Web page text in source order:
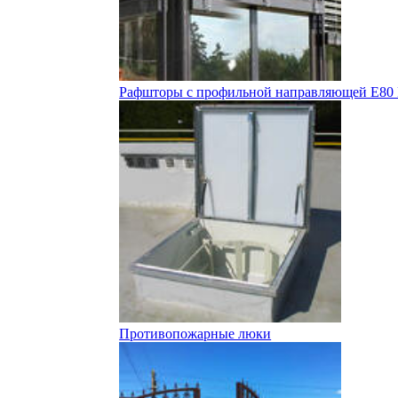
Рафшторы с профильной направляющей E80
Противопожарные люки